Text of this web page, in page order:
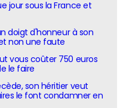
jour sous la France et
doigt d'honneur à son
non une faute
vous coûter 750 euros
le faire
son héritier veut
le font condamner en